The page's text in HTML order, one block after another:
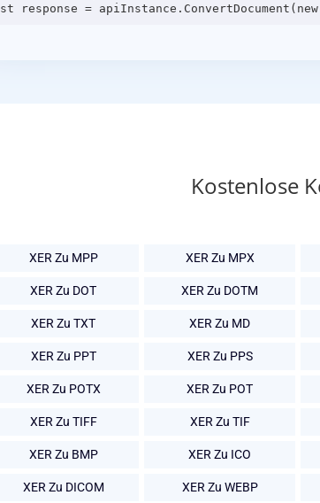
Kostenlose
XER Zu MPP XER Zu MPX
XER Zu DOT XER Zu DOTM
XER Zu TXT XER Zu MD
XER Zu PPT XER Zu PPS
XER Zu POTX XER Zu POT
XER Zu TIFF XER Zu TIF
XER Zu BMP XER Zu ICO
XER Zu DICOM XER Zu WEBP